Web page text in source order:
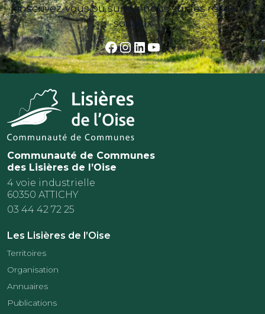
inscrivez-vous ou suivez-nous sur les réseaux
sociaux
Facebook
Instagram
LinkedIn
YouTube
Communauté de Communes
des Lisières de l’Oise
4 voie industrielle
60350 ATTICHY
03 44 42 72 25
Les Lisières de l’Oise
Territoires
Organisation
Annuaires
Publications